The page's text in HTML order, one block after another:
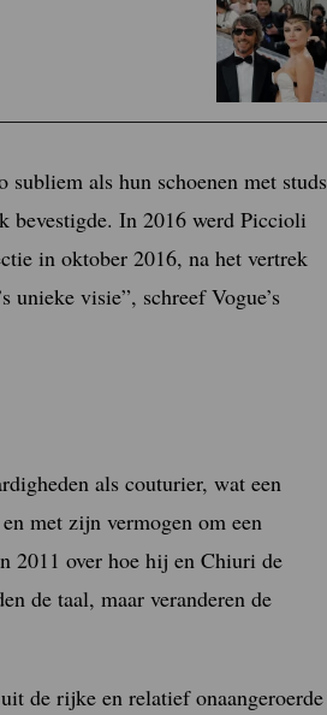
als hun schoenen met studs
bevestigde. In 2016 werd Piccioli
in oktober 2016, na het vertrek
visie”, schreef Vogue’s
als couturier, wat een
met zijn vermogen om een
2011 over hoe hij en Chiuri de
de taal, maar veranderen de
de rijke en relatief onaangeroerde